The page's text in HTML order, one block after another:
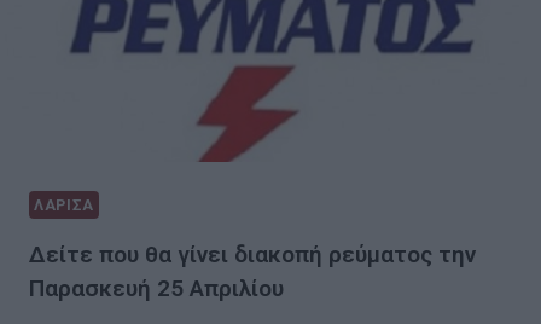
ΛΑΡΙΣΑ
Δείτε που θα γίνει διακοπή ρεύματος την
Παρασκευή 25 Απριλίου